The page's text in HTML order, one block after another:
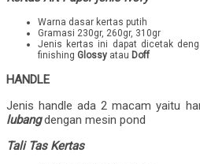
Warna dasar kertas putih
Gramasi 230gr, 260gr, 310gr
Jenis kertas ini dapat dicetak
finishing Glossy atau Doff
HANDLE
Jenis handle ada 2 macam yaitu
lubangdengan mesin pond
Tali Tas Kertas